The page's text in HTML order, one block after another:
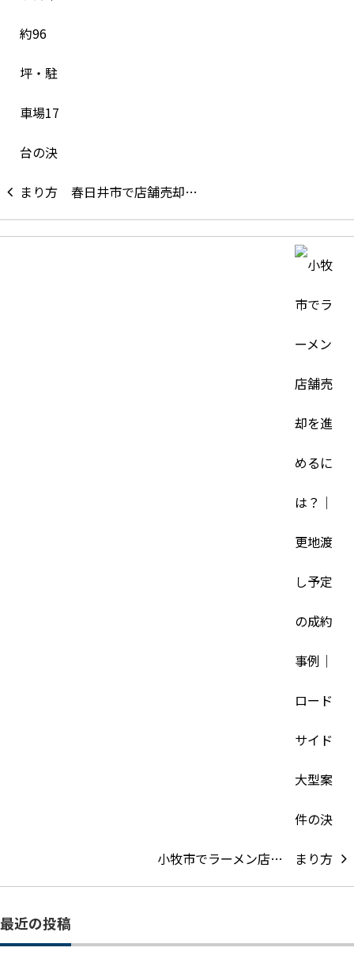
春日井市で店舗売却…
小牧市でラーメン店…
最近の投稿